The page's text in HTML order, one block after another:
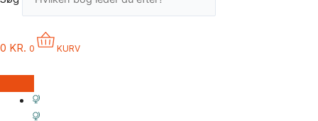
0 KR. 0 KURV